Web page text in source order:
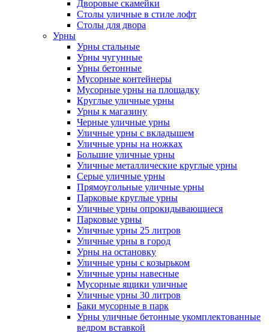
Дворовые скамейки
Столы уличные в стиле лофт
Столы для двора
Урны
Урны стальные
Урны чугунные
Урны бетонные
Мусорные контейнеры
Мусорные урны на площадку
Круглые уличные урны
Урны к магазину
Черные уличные урны
Уличные урны с вкладышем
Уличные урны на ножках
Большие уличные урны
Уличные металлические круглые урны
Серые уличные урны
Прямоугольные уличные урны
Парковые круглые урны
Уличные урны опрокидывающиеся
Парковые урны
Уличные урны 25 литров
Уличные урны в город
Урны на остановку
Уличные урны с козырьком
Уличные урны навесные
Мусорные ящики уличные
Уличные урны 30 литров
Баки мусорные в парк
Урны уличные бетонные укомплектованные
ведром вставкой